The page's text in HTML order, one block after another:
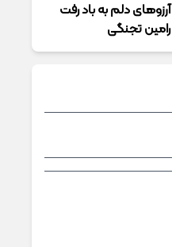
آرزوهای دلم به باد رفت
رامین تجنگی